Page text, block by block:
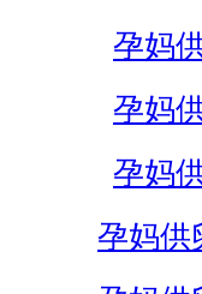
孕妈
孕妈
孕妈
孕妈供